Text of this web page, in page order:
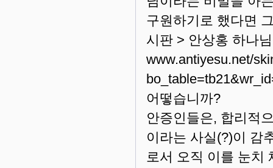
구원하기로 했다면
시판 > 안상홍 하나
www.antiyesu.net/
어떻습니까?
안증인들은, 합리적
이라는 사실(?)이 감
로서 오직 이를 눈치